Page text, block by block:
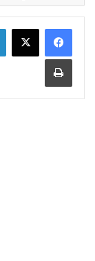
طباعة